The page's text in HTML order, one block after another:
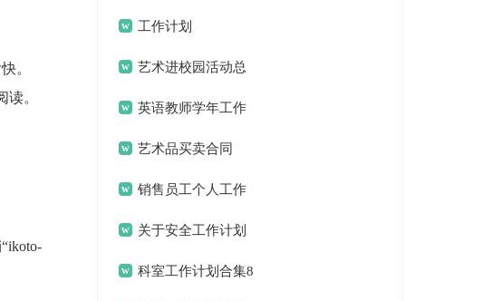
。
。
总结工作计划
艺术进校园活动总
结合集8篇
英语教师学年工作
计划艺术品买卖合同
销售员工个人工作
计划关于安全工作计划
锦集十篇
科室工作计划合集8